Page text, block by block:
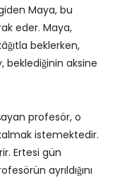
Maya, bu
eder. Maya,
beklerken,
beklediğinin aksine
profesör, o
istemektedir.
Ertesi gün
ayrıldığını